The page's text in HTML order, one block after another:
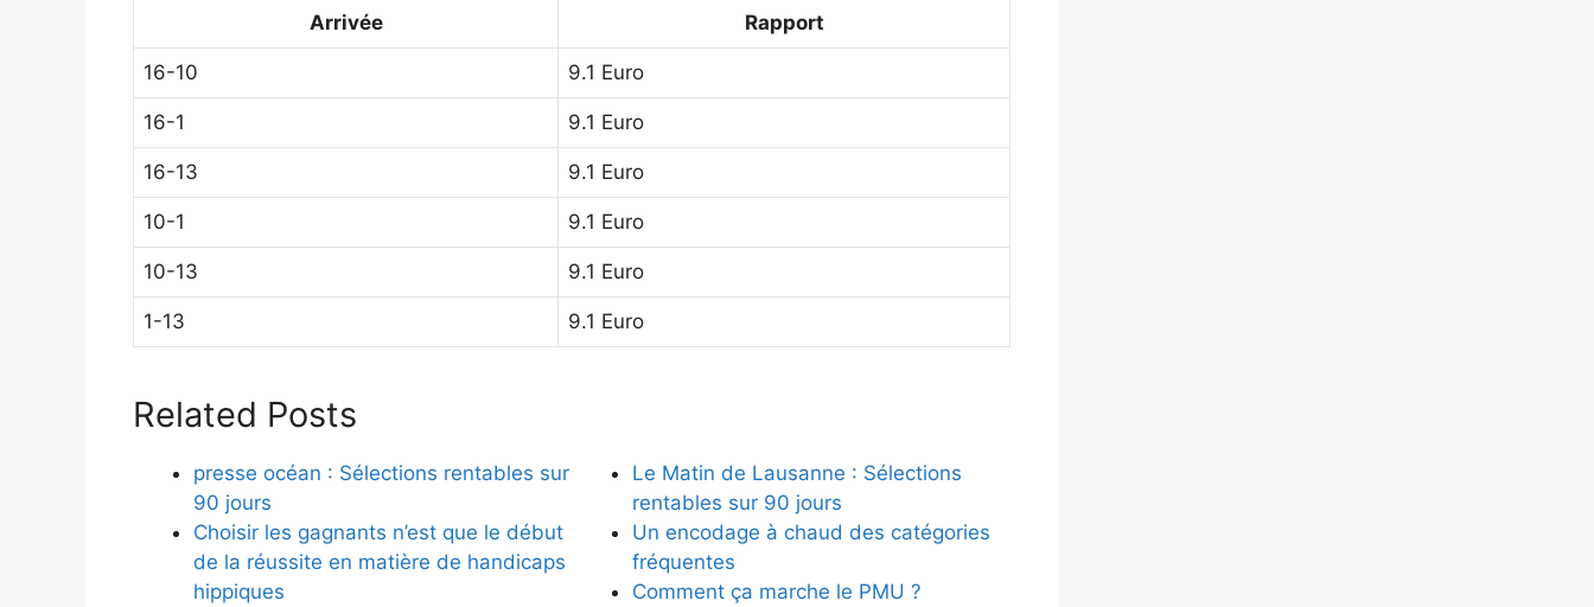
Arrivée Rapport
16-10 9.1 Euro
16-1 9.1 Euro
16-13 9.1 Euro
10-1 9.1 Euro
10-13 9.1 Euro
1-13 9.1 Euro
Related Posts
presse océan : Sélections rentables sur
90 jours
Choisir les gagnants n’est que le début
de la réussite en matière de handicaps
hippiques
Le Matin de Lausanne : Sélections
rentables sur 90 jours
Un encodage à chaud des catégories
fréquentes
Comment ça marche le PMU ?